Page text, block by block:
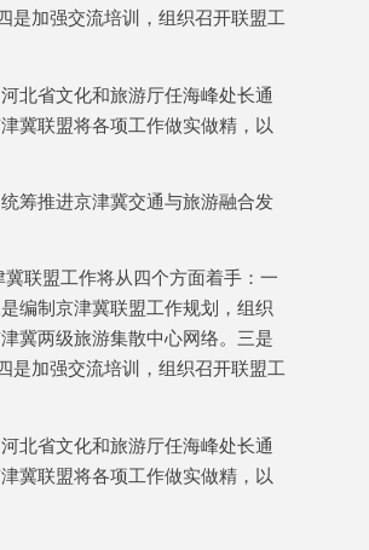
是加强交流培训，组织召开联盟工
北省文化和旅游厅任海峰处长通
冀联盟将各项工作做实做精，以
筹推进京津冀交通与旅游融合发
冀联盟工作将从四个方面着手：一
编制京津冀联盟工作规划，组织
冀两级旅游集散中心网络。三是
是加强交流培训，组织召开联盟工
北省文化和旅游厅任海峰处长通
冀联盟将各项工作做实做精，以